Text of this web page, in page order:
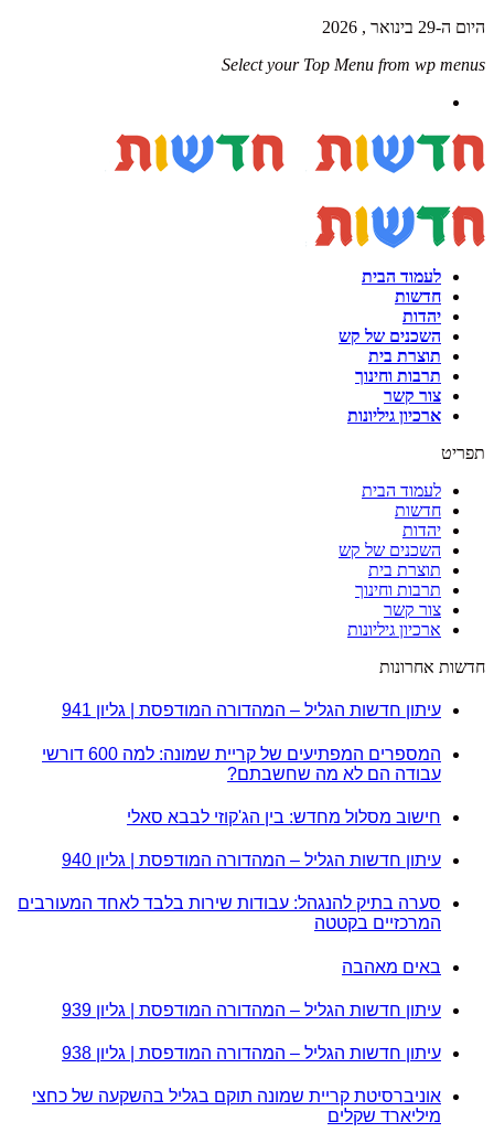
היום ה-29 בינואר , 2026
Select your Top Menu from wp menus
לעמוד הבית
חדשות
יהדות
השכנים של קש
תוצרת בית
תרבות וחינוך
צור קשר
ארכיון גיליונות
תפריט
לעמוד הבית
חדשות
יהדות
השכנים של קש
תוצרת בית
תרבות וחינוך
צור קשר
ארכיון גיליונות
חדשות אחרונות
עיתון חדשות הגליל – המהדורה המודפסת | גליון 941
המספרים המפתיעים של קריית שמונה: למה 600 דורשי
עבודה הם לא מה שחשבתם?
חישוב מסלול מחדש: בין הג'קוזי לבבא סאלי
עיתון חדשות הגליל – המהדורה המודפסת | גליון 940
סערה בתיק להנגהל: עבודות שירות בלבד לאחד המעורבים
המרכזיים בקטטה
באים מאהבה
עיתון חדשות הגליל – המהדורה המודפסת | גליון 939
עיתון חדשות הגליל – המהדורה המודפסת | גליון 938
אוניברסיטת קריית שמונה תוקם בגליל בהשקעה של כחצי
מיליארד שקלים